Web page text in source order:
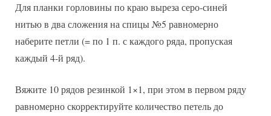
Для планки горловины по краю выреза серо-синей
нитью в два сложения на спицы №5 равномерно
наберите петли (= по 1 п. с каждого ряда, пропуская
каждый 4-й ряд).
Вяжите 10 рядов резинкой 1×1, при этом в первом ряду
равномерно скорректируйте количество петель до